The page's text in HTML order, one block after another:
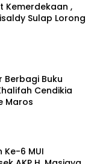
Kemerdekaan ,
Sulap Lorong
Berbagi Buku
Cendikia
Maros
Ke-6 MUI